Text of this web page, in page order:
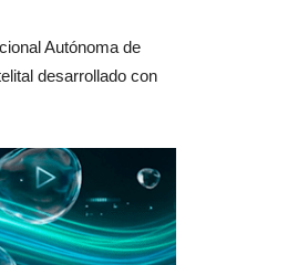
Autónoma de
desarrollado con